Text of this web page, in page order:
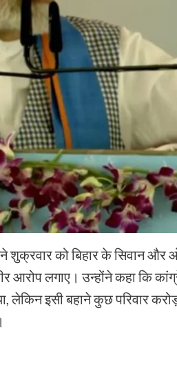
ने शुक्रवार को बिहार के सिवान
आरोप लगाए। उन्होंने कहा कि
लेकिन इसी बहाने कुछ परिवार